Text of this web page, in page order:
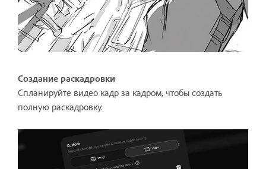
Создание раскадровки
Спланируйте видео кадр за кадром, чтобы создать
полную раскадровку.